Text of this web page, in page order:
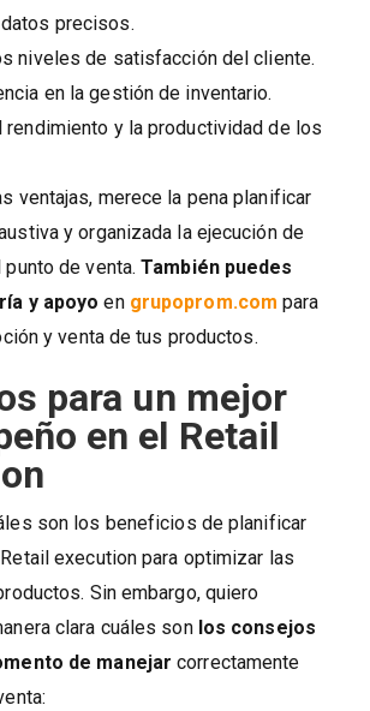
precisos.
niveles de satisfacción del cliente.
en la gestión de inventario.
rendimiento y la productividad de los
ventajas, merece la pena planificar
y organizada la ejecución de
de venta.También puedes
y apoyo en grupoprom.com para
y venta de tus productos.
para un mejor
en el Retail
son los beneficios de planificar
execution para optimizar las
Sin embargo, quiero
clara cuáles son los consejos
de manejar correctamente